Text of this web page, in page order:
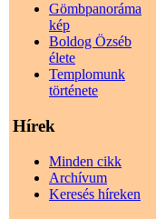
Gömbpanoráma
kép
Boldog Özséb
élete
Templomunk
története
Hírek
Minden cikk
Archívum
Keresés híreken